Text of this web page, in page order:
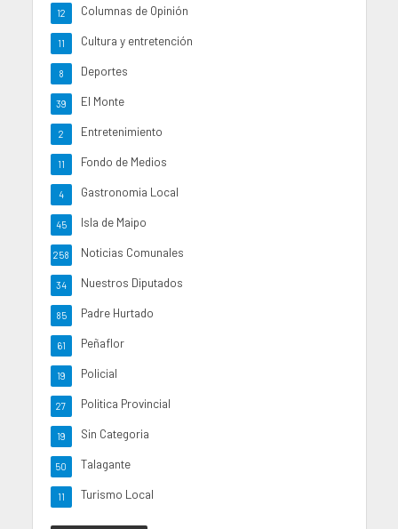
Columnas de Opinión
12
Cultura y entretención
11
Deportes
8
El Monte
39
Entretenimiento
2
Fondo de Medios
11
Gastronomia Local
4
Isla de Maipo
45
Noticias Comunales
258
Nuestros Diputados
34
Padre Hurtado
85
Peñaflor
61
Policial
19
Politica Provincial
27
Sin Categoria
19
Talagante
50
Turismo Local
11